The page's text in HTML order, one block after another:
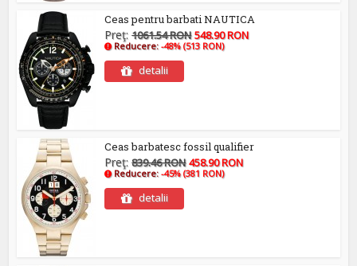
Ceas pentru barbati NAUTICA
Preţ:1061.54 RON 548.90 RON
Reducere:-48% (513 RON)
detalii
Ceas barbatesc fossil qualifier
Preţ:839.46 RON 458.90 RON
Reducere:-45% (381 RON)
detalii